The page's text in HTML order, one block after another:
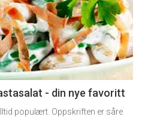
- din nye favoritt
populært. Oppskriften er såre